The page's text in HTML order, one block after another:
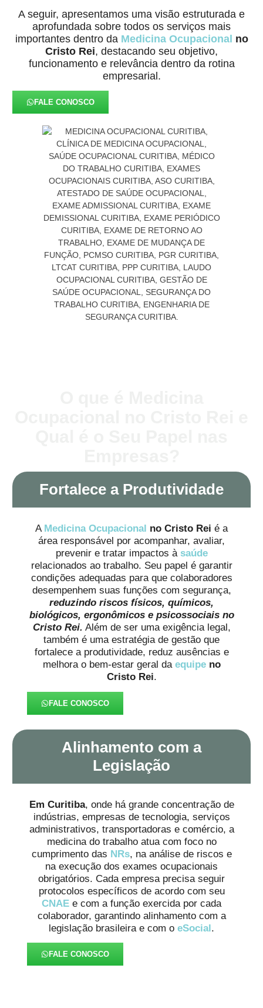
A seguir, apresentamos uma visão estruturada e
aprofundada sobre todos os serviços mais
importantes dentro da Medicina Ocupacional no
Cristo Rei, destacando seu objetivo,
funcionamento e relevância dentro da rotina
empresarial.
FALE CONOSCO
Fortalece a Produtividade
A Medicina Ocupacional no Cristo Rei é a
área responsável por acompanhar, avaliar,
prevenir e tratar impactos à saúde
relacionados ao trabalho. Seu papel é garantir
condições adequadas para que colaboradores
desempenhem suas funções com segurança,
reduzindo riscos físicos, químicos,
biológicos, ergonômicos e psicossociais no
Cristo Rei. Além de ser uma exigência legal,
também é uma estratégia de gestão que
fortalece a produtividade, reduz ausências e
melhora o bem-estar geral da equipe no
Cristo Rei.
FALE CONOSCO
Alinhamento com a
Legislação
Em Curitiba, onde há grande concentração de
indústrias, empresas de tecnologia, serviços
administrativos, transportadoras e comércio, a
medicina do trabalho atua com foco no
cumprimento das NRs, na análise de riscos e
na execução dos exames ocupacionais
obrigatórios. Cada empresa precisa seguir
protocolos específicos de acordo com seu
CNAE e com a função exercida por cada
colaborador, garantindo alinhamento com a
legislação brasileira e com o eSocial.
FALE CONOSCO